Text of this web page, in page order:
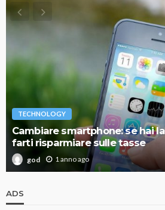
TECHNOLOGY
Cambiare smartphone: se hai
farti risparmiare sulle tasse
god 1 anno ago
ADS